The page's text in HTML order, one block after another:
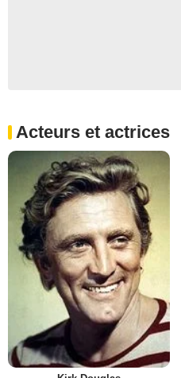
Acteurs et actrices